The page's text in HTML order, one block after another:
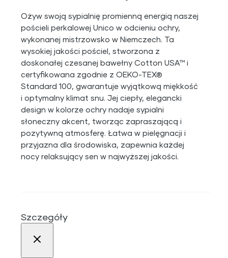
Ożyw swoją sypialnię promienną energią naszej
pościeli perkalowej Unico w odcieniu ochry,
wykonanej mistrzowsko w Niemczech. Ta
wysokiej jakości pościel, stworzona z
doskonałej czesanej bawełny Cotton USA™ i
certyfikowana zgodnie z OEKO-TEX®
Standard 100, gwarantuje wyjątkową miękkość
i optymalny klimat snu. Jej ciepły, elegancki
design w kolorze ochry nadaje sypialni
słoneczny akcent, tworząc zapraszającą i
pozytywną atmosferę. Łatwa w pielęgnacji i
przyjazna dla środowiska, zapewnia każdej
nocy relaksujący sen w najwyższej jakości.
Szczegóły